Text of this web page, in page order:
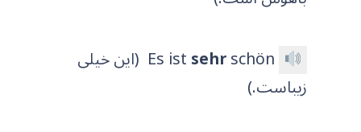
Es istsehrschön
(این خیلی
زیباست.)